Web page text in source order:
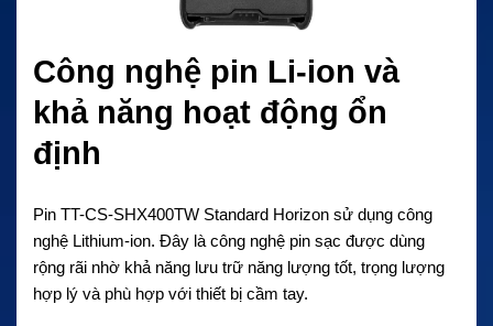
Công nghệ pin Li-ion và
khả năng hoạt động ổn
định
Pin TT-CS-SHX400TW Standard Horizon sử dụng công
nghệ Lithium-ion. Đây là công nghệ pin sạc được dùng
rộng rãi nhờ khả năng lưu trữ năng lượng tốt, trọng lượng
hợp lý và phù hợp với thiết bị cầm tay.